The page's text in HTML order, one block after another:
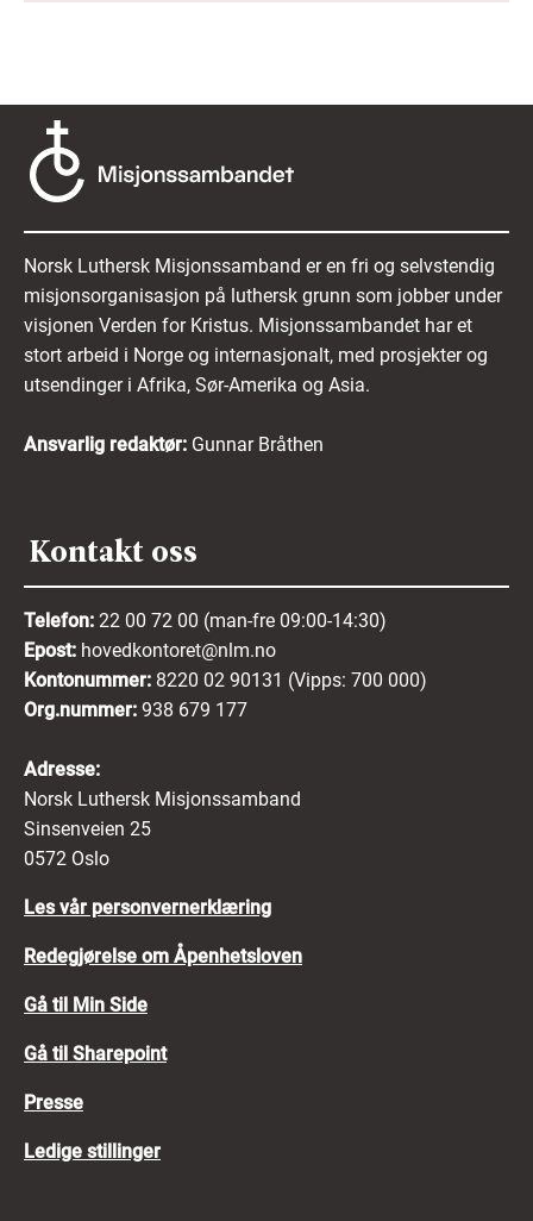
Norsk Luthersk Misjonssamband er en fri og selvstendig
misjonsorganisasjon på luthersk grunn som jobber under
visjonen Verden for Kristus. Misjonssambandet har et
stort arbeid i Norge og internasjonalt, med prosjekter og
utsendinger i Afrika, Sør-Amerika og Asia.
Ansvarlig redaktør: Gunnar Bråthen
Kontakt oss
Telefon: 22 00 72 00 (man-fre 09:00-14:30)
Epost: hovedkontoret@nlm.no
Kontonummer: 8220 02 90131 (Vipps: 700 000)
Org.nummer: 938 679 177
Adresse:
Norsk Luthersk Misjonssamband
Sinsenveien 25
0572 Oslo
Les vår personvernerklæring
Redegjørelse om Åpenhetsloven
Gå til Min Side
Gå til Sharepoint
Presse
Ledige stillinger